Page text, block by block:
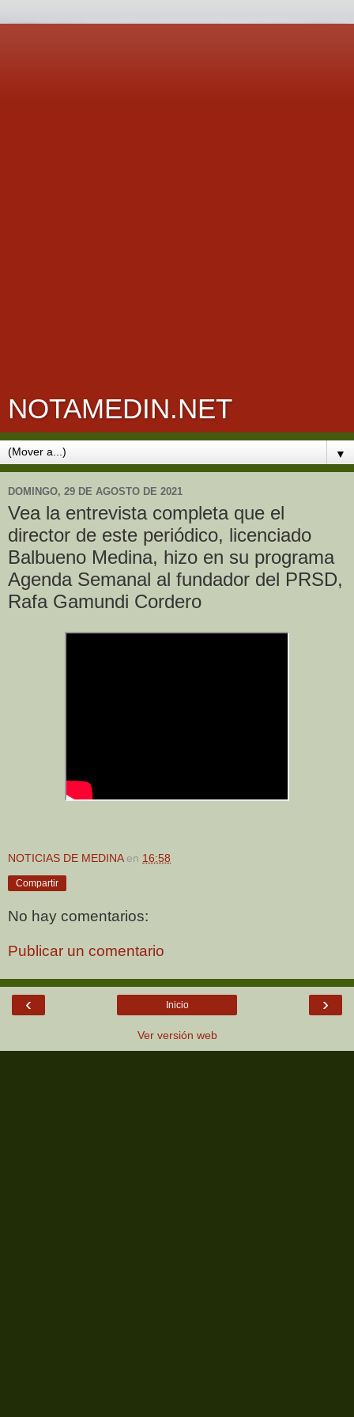
NOTAMEDIN.NET
▼
DOMINGO, 29 DE AGOSTO DE 2021
Vea la entrevista completa que el
director de este periódico, licenciado
Balbueno Medina, hizo en su programa
Agenda Semanal al fundador del PRSD,
Rafa Gamundi Cordero
NOTICIAS DE MEDINA en 16:58
Compartir
No hay comentarios:
Publicar un comentario
‹ ›
Inicio
Ver versión web